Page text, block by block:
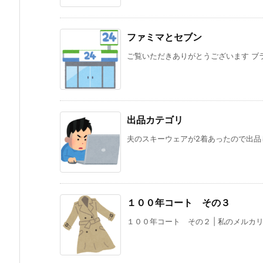
ファミマとセブン
ご覧いただきありがとうございます
出品カテゴリ
夫のスキーウェアが2着あったので出
１００年コート その３
１００年コート その２ | 私のメルカ